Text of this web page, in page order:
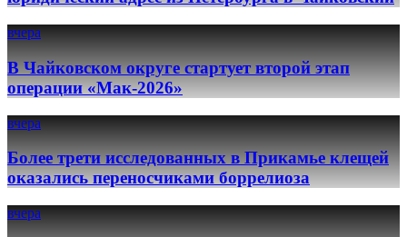
вчера
В Чайковском округе стартует второй этап
операции «Мак-2026»
вчера
Более трети исследованных в Прикамье клещей
оказались переносчиками боррелиоза
вчера